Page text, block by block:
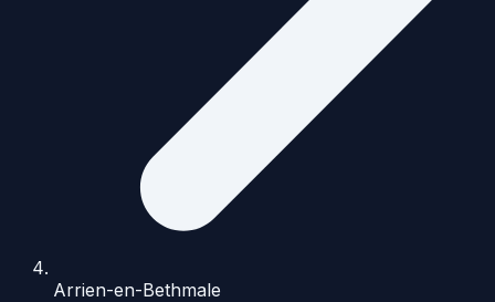
Arrien-en-Bethmale